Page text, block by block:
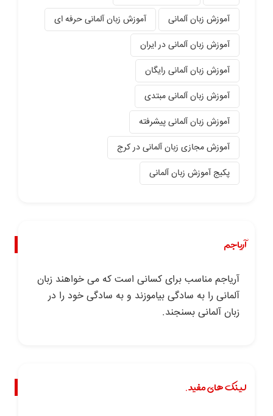
آموزش زبان آلمانی
آموزش زبان آلمانی حرفه ای
آموزش زبان آلمانی در ایران
آموزش زبان آلمانی رایگان
آموزش زبان آلمانی مبتدی
آموزش زبان آلمانی پیشرفته
آموزش مجازی زبان آلمانی در کرج
پکیج آموزش زبان آلمانی
آریاجم
آریاجم مناسب برای کسانی است که می خواهند زبان
آلمانی را به سادگی بیاموزند و به سادگی خود را در
زبان آلمانی بسنجند.
لینک های مفید.